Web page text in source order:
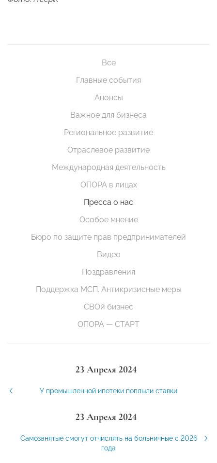
Все
Главные события
Анонсы
Важное для бизнеса
Региональное развитие
Отраслевое развитие
Международная деятельность
ОПОРА в лицах
Пресса о нас
Особое мнение
Бюро по защите прав предпринимателей
Видео
Поздравления
Поддержка МСП. Антикризисные меры
СВОй бизнес
ОПОРА — СТАРТ
23 Апреля 2024
У промышленной ипотеки поплыли ставки
23 Апреля 2024
Самозанятые смогут отчислять на больничные с 2026
года